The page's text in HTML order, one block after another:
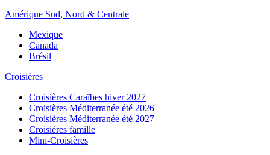
Amérique Sud, Nord & Centrale
Mexique
Canada
Brésil
Croisières
Croisières Caraïbes hiver 2027
Croisières Méditerranée été 2026
Croisières Méditerranée été 2027
Croisières famille
Mini-Croisières